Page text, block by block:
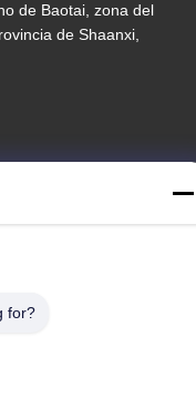
de Baotai, zona del
de Shaanxi,
Derecho de
for?